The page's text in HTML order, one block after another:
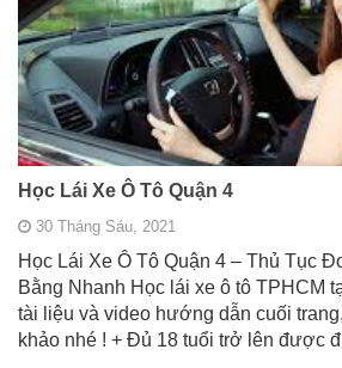
Học Lái Xe Ô Tô Quận 4
30 Tháng Sáu, 2021
Học Lái Xe Ô Tô Quận 4 – Thủ Tục
Bằng Nhanh Học lái xe ô tô TPHCM
tài liệu và video hướng dẫn cuối
khảo nhé ! + Đủ 18 tuổi trở lên được